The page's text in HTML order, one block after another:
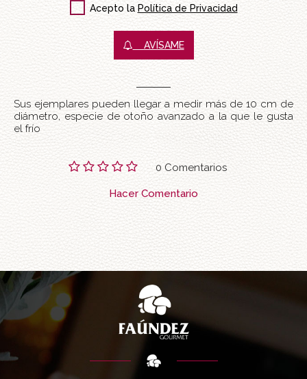
Acepto la Política de Privacidad
AVÍSAME
Sus ejemplares pueden llegar a medir más de 10 cm de
diámetro, especie de otoño avanzado a la que le gusta
el frío
0 Comentarios
Hacer Comentario